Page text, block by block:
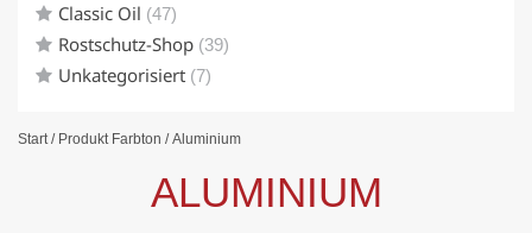
Classic Oil (47)
Rostschutz-Shop (39)
Unkategorisiert (7)
Start/ Produkt Farbton / Aluminium
ALUMINIUM